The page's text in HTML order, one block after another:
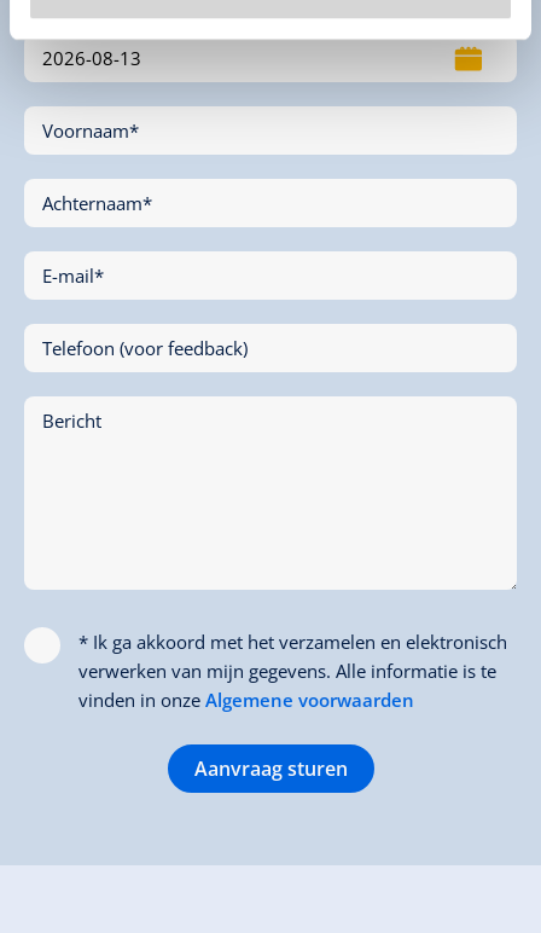
Voornaam*
Achternaam*
E-mail*
Telefoon (voor feedback)
Bericht
* Ik ga akkoord met het verzamelen en elektronisch
verwerken van mijn gegevens. Alle informatie is te
vinden in onze Algemene voorwaarden
Aanvraag sturen